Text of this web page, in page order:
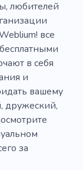
любителей
все
в себя
и
вашему
дружеский,
за